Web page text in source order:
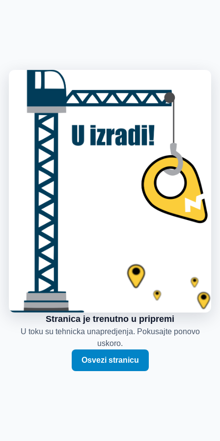
Stranica je trenutno u pripremi
U toku su tehnicka unapredjenja. Pokusajte ponovo
uskoro.
Osvezi stranicu